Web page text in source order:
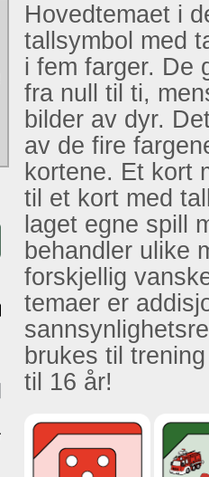
Hovedtemaet i
tallsymbol med
i fem farger. De
fra null til ti,
bilder av dyr.
av de fire
kortene. Et kort
til et kort med
laget egne spill
behandler ulike
forskjellig
temaer er
brukes til
til 16 år!